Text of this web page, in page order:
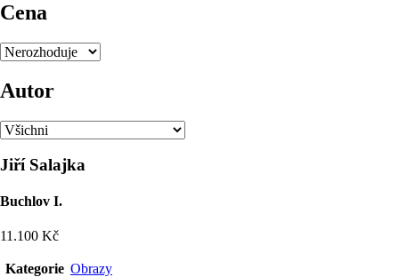
Cena
Autor
Jiří Salajka
Buchlov I.
11.100 Kč
Kategorie Obrazy